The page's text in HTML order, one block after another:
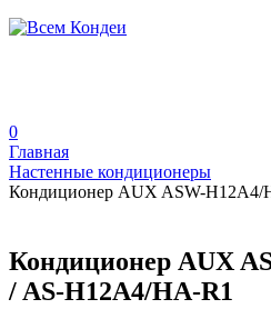
0
Главная
Настенные кондиционеры
Кондиционер AUX ASW-H12A4/
Кондиционер AUX
/ AS-H12A4/HA-R1